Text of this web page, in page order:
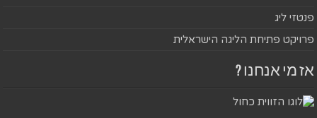
פנטזי ליג
פרויקט פתיחת הליגה הישראלית
אז מי אנחנו ?